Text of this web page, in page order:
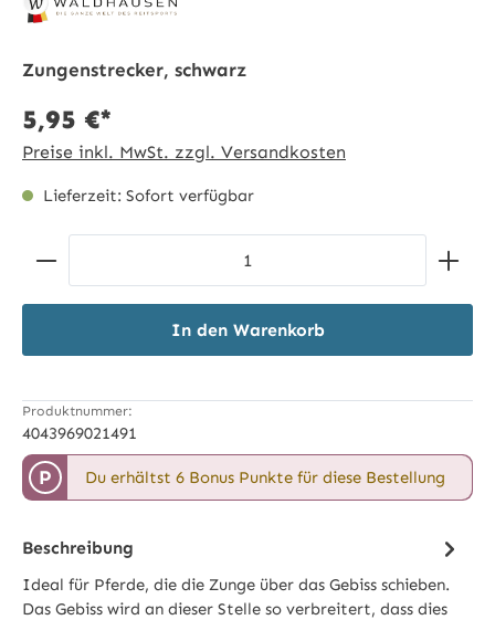
Zungenstrecker, schwarz
5,95 €*
Preise inkl. MwSt. zzgl. Versandkosten
Lieferzeit: Sofort verfügbar
Produkt Anzahl: Gib den gewünschten Wert ein
In den Warenkorb
Produktnummer:
4043969021491
P Du erhältst 6 Bonus Punkte für diese Bestellung
Beschreibung
Ideal für Pferde, die die Zunge über das Gebiss schieben.
Das Gebiss wird an dieser Stelle so verbreitert, dass dies